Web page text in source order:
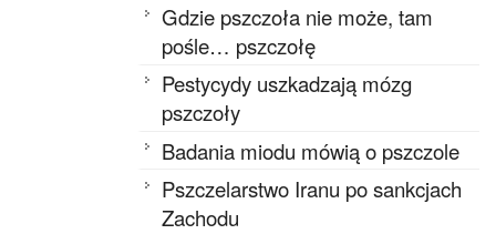
Gdzie pszczoła nie może, tam
pośle… pszczołę
Pestycydy uszkadzają mózg
pszczoły
Badania miodu mówią o pszczole
Pszczelarstwo Iranu po sankcjach
Zachodu